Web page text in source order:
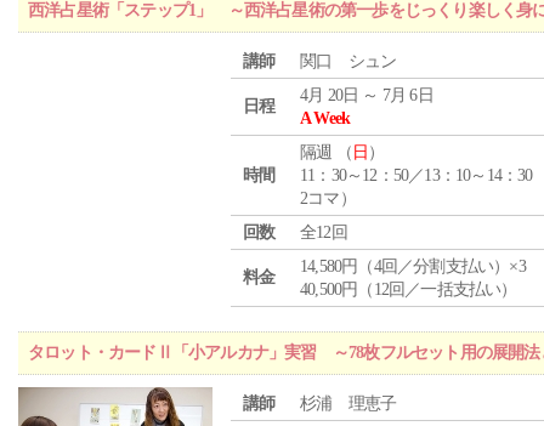
西洋占星術「ステップ1」 ～西洋占星術の第一歩をじっくり楽しく身
講師 関口 シュン
日程
4月 20日 ～ 7月 6日
A Week
時間
隔週 （ 日 ）
11：30～12：50／13：10～14：30
2コマ）
回数
全12回
料金
14,580円（4回／分割支払い）×3
40,500円（12回／一括支払い）
タロット・カードⅡ「小アルカナ」実習 ～78枚フルセット用の展開法
講師 杉浦 理恵子